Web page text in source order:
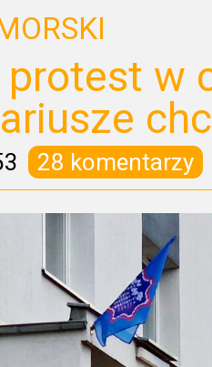
w
28 komentarzy